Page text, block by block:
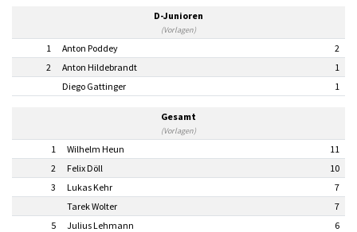
D-Junioren
(Vorlagen)
1 Anton Poddey
2
2
Anton Hildebrandt
1
Diego Gattinger
1
Gesamt
(Vorlagen)
1 Wilhelm Heun
11
2
Felix Döll
10
3
Lukas Kehr
7
Tarek Wolter
7
5
Julius Lehmann
6